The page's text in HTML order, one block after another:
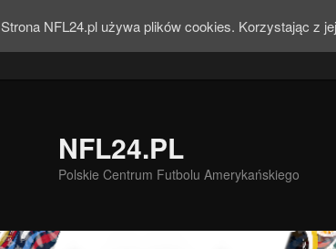
NFL24.PL
Polskie Centrum Futbolu Amerykańskiego
Strona NFL24.pl używa plików cookies. Korzystając z